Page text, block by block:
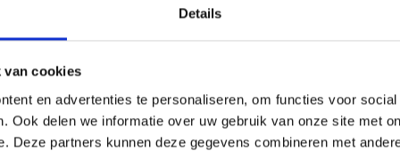
Details
van cookies
en advertenties te personaliseren, om functies voor
Ook delen we informatie over uw gebruik van onze site met
Deze partners kunnen deze gegevens combineren met
chevron_right chevron_right